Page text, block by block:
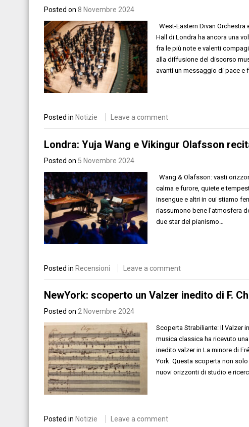
Posted on 8 Novembre 2024
West-Eastern Divan
Hall di Londra ha ancora una
fra le più note e valenti
alla diffusione del discorso
avanti un messaggio di pace e
Posted in Notizie Leave a comment
Londra: Yuja Wang e Vikingur Olafsson
Posted on 5 Novembre 2024
Wang & Olafsson: vasti
calma e furore, quiete e
insengue e altri in cui stiamo
riassumono bene l’atmosfera
due star del pianismo…
Posted in Recensioni Leave a comment
NewYork: scoperto un Valzer inedito di F.
Posted on 2 Novembre 2024
Scoperta Strabiliante: Il Valzer
musica classica ha ricevuto
inedito valzer in La minore di
York. Questa scoperta non
nuovi orizzonti di studio e
Posted in Notizie Leave a comment